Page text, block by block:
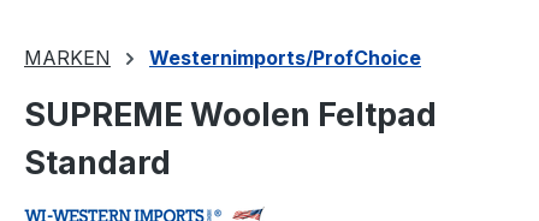
MARKEN Westernimports/ProfChoice
SUPREME Woolen Feltpad
Standard